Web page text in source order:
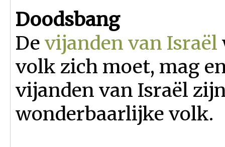
Doodsbang
De vijanden van Israël
volk zich moet, mag
vijanden van Israël
wonderbaarlijke volk.